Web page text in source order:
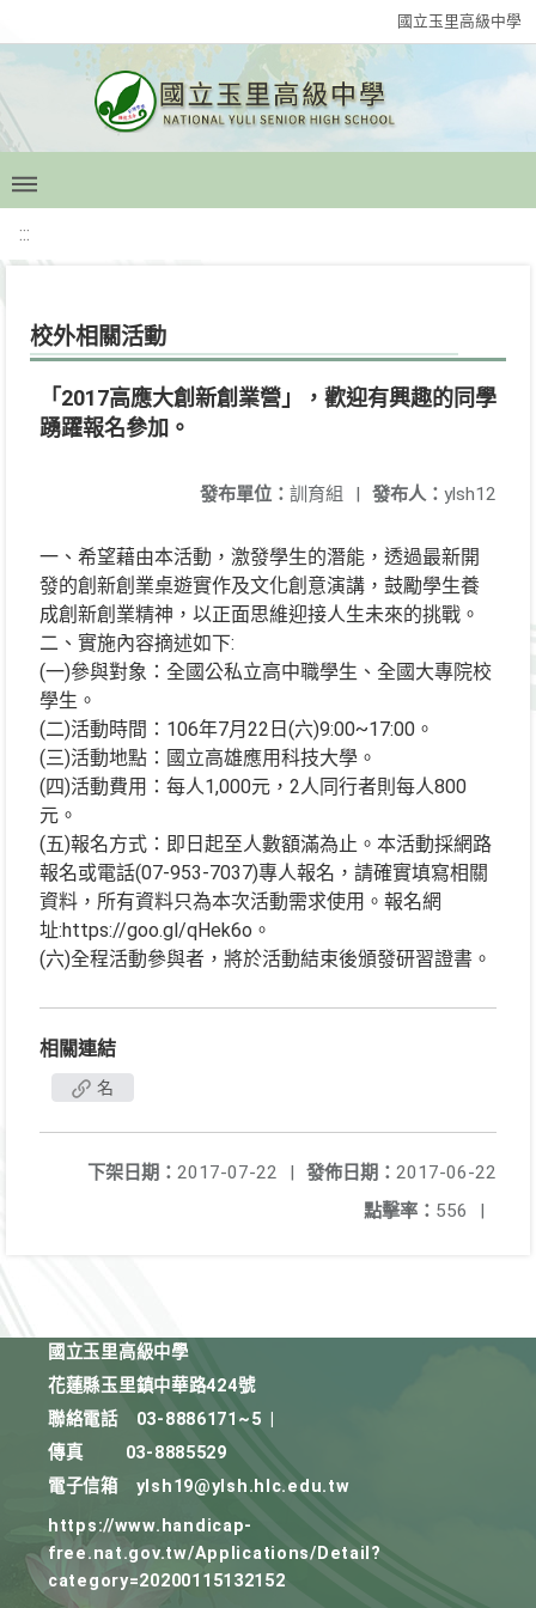
國立玉里高級中學
:::
校外相關活動
「2017高應大創新創業營」，歡迎有興趣的同學
踴躍報名參加。
發布人： ylsh12
發布單位： 訓育組 |
一、希望藉由本活動，激發學生的潛能，透過最新開
發的創新創業桌遊實作及文化創意演講，鼓勵學生養
成創新創業精神，以正面思維迎接人生未來的挑戰。
二、實施內容摘述如下:
(一)參與對象：全國公私立高中職學生、全國大專院校
學生。
(二)活動時間：106年7月22日(六)9:00~17:00。
(三)活動地點：國立高雄應用科技大學。
(四)活動費用：每人1,000元，2人同行者則每人800
元。
(五)報名方式：即日起至人數額滿為止。本活動採網路
報名或電話(07-953-7037)專人報名，請確實填寫相關
資料，所有資料只為本次活動需求使用。報名網
址:https://goo.gl/qHek6o。
(六)全程活動參與者，將於活動結束後頒發研習證書。
相關連結
名
發佈日期： 2017-06-22
下架日期： 2017-07-22
|
點擊率： 556 |
國立玉里高級中學
花蓮縣玉里鎮中華路424號
聯絡電話
03-8886171~5
傳真
03-8885529
電子信箱
ylsh19@ylsh.hlc.edu.tw
https://www.handicap-
free.nat.gov.tw/Applications/Detail?
category=20200115132152